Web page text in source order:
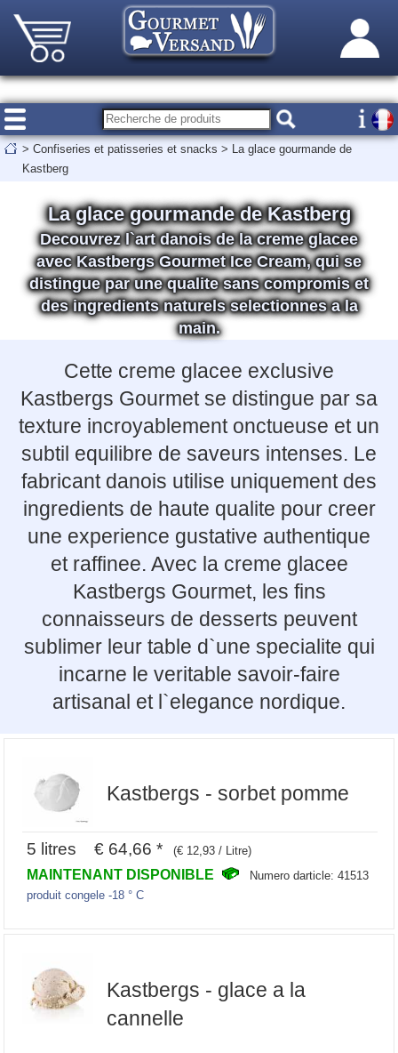
> Confiseries et patisseries et snacks > La glace gourmande de
Kastberg
La glace gourmande de Kastberg
Decouvrez l`art danois de la creme glacee
avec Kastbergs Gourmet Ice Cream, qui se
distingue par une qualite sans compromis et
des ingredients naturels selectionnes a la
main.
Cette creme glacee exclusive
Kastbergs Gourmet se distingue par sa
texture incroyablement onctueuse et un
subtil equilibre de saveurs intenses. Le
fabricant danois utilise uniquement des
ingredients de haute qualite pour creer
une experience gustative authentique
et raffinee. Avec la creme glacee
Kastbergs Gourmet, les fins
connaisseurs de desserts peuvent
sublimer leur table d`une specialite qui
incarne le veritable savoir-faire
artisanal et l`elegance nordique.
Kastbergs - sorbet pomme
5 litres € 64,66 * (€ 12,93 / Litre)
MAINTENANT DISPONIBLE
Numero darticle: 41513
produit congele -18 ° C
Kastbergs - glace a la
cannelle